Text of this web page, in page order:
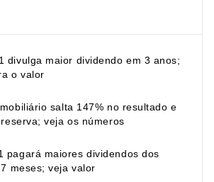
divulga maior dividendo em 3 anos;
o valor
salta 147% no resultado e
veja os números
pagará maiores dividendos dos
meses; veja valor